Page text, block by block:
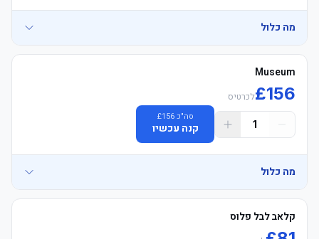
מה כלול
Museum
£156 לכרטיס
1
סה"כ £156
קנה עכשיו
מה כלול
קלאב לבל פלוס